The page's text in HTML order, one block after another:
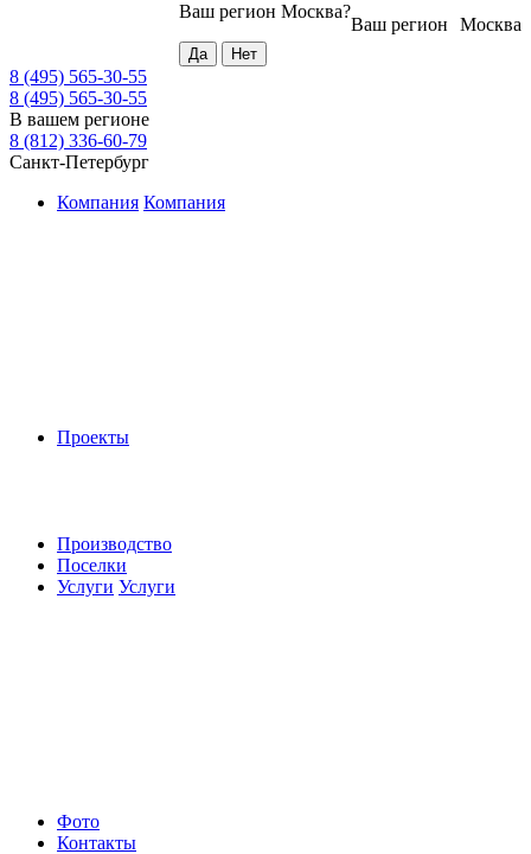
Москва
Ваш регион
Ваш регион Москва?
8 (495) 565-30-55
8 (495) 565-30-55
В вашем регионе
8 (812) 336-60-79
Санкт-Петербург
Компания Компания
Проекты
Производство
Поселки
Услуги Услуги
Фото
Контакты